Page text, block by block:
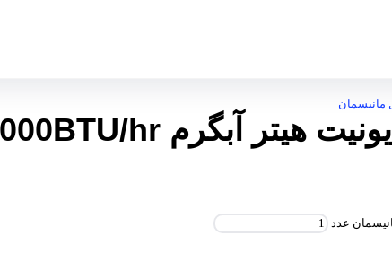
یونیت هیتر آبگرم 62000BTU/hr با کوئل مانیسمان